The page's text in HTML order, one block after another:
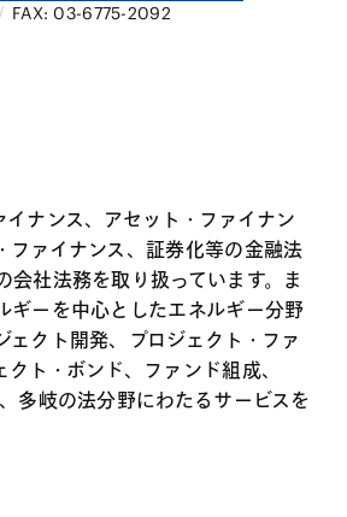
/ FAX: 03-6775-2092
イナンス、アセット・ファイナン
ファイナンス、証券化等の金融法
会社法務を取り扱っています。ま
ギーを中心としたエネルギー分野
ェクト開発、プロジェクト・ファ
ト・ボンド、ファンド組成、
多岐の法分野にわたるサービスを